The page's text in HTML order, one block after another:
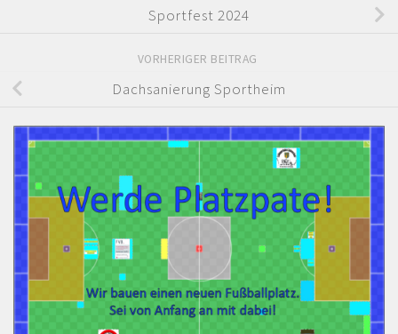
Sportfest 2024
VORHERIGER BEITRAG
Dachsanierung Sportheim